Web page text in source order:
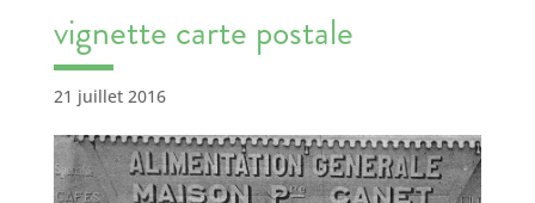
vignette carte postale
21 juillet 2016